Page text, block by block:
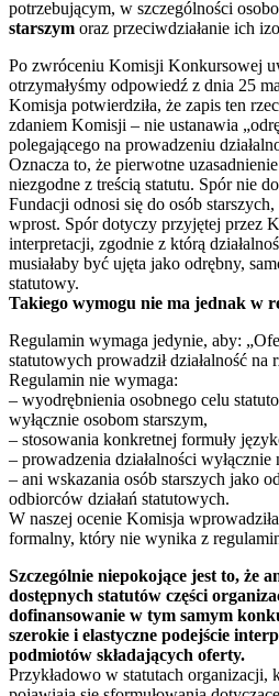
potrzebującym, w szczególności
starszym oraz przeciwdziałanie ich
Po zwróceniu Komisji Konkursowej
otrzymałyśmy odpowiedź z dnia 25
Komisja potwierdziła, że zapis ten
zdaniem Komisji – nie ustanawia
polegającego na prowadzeniu
Oznacza to, że pierwotne
niezgodne z treścią statutu. Spór nie
Fundacji odnosi się do osób
wprost. Spór dotyczy przyjętej przez
interpretacji, zgodnie z którą
musiałaby być ujęta jako odrębny,
statutowy.
Takiego wymogu nie ma jednak w
Regulamin wymaga jedynie, aby:
statutowych prowadził działalność na
Regulamin nie wymaga:
– wyodrębnienia osobnego celu
wyłącznie osobom starszym,
– stosowania konkretnej formuły
– prowadzenia działalności wyłącznie
– ani wskazania osób starszych jako
odbiorców działań statutowych.
W naszej ocenie Komisja
formalny, który nie wynika z
Szczególnie niepokojące jest to, że
dostępnych statutów części
dofinansowanie w tym samym
szerokie i elastyczne podejście
podmiotów składających oferty.
Przykładowo w statutach organizacji,